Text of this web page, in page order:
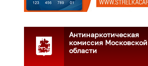
Антинаркотическая
комиссия Московской
области